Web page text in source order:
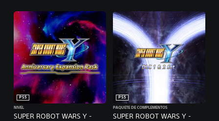
SUPER ROBOT WARS Y -
PS5
NIVEL
SUPER ROBOT WARS Y -
PS5
PAQUETE DE COMPLEMENTOS